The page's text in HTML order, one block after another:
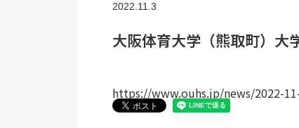
2022.11.3
大阪体育大学（熊取町）
https://www.ouhs.jp/news/2022-